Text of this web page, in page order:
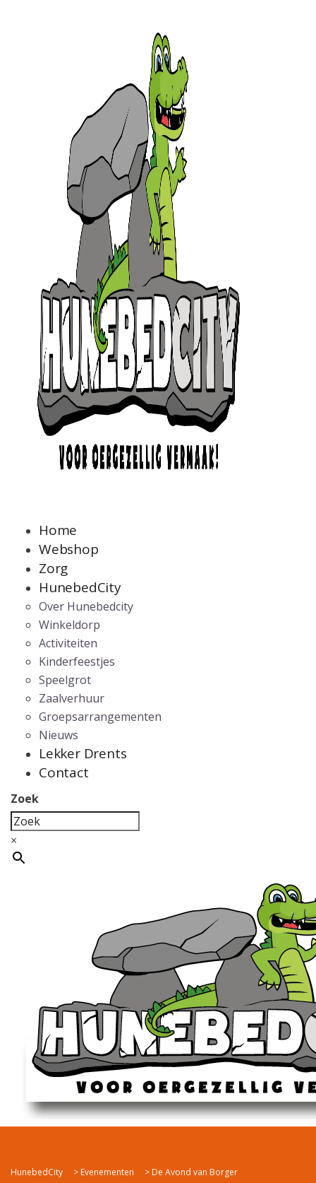
Home
Webshop
Zorg
HunebedCity
Over Hunebedcity
Winkeldorp
Activiteiten
Kinderfeestjes
Speelgrot
Zaalverhuur
Groepsarrangementen
Nieuws
Lekker Drents
Contact
Zoek
×
HunebedCity > Evenementen > De Avond van Borger